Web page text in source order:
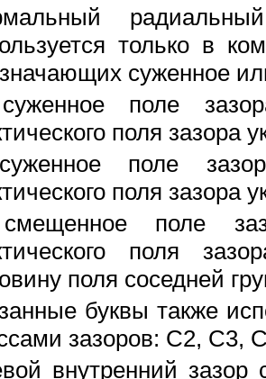
только в
суженное
поле
поля зазора
поле
поля зазора
поле
поля
поля соседней
буквы также
зазоров: С2,
внутренний зазор